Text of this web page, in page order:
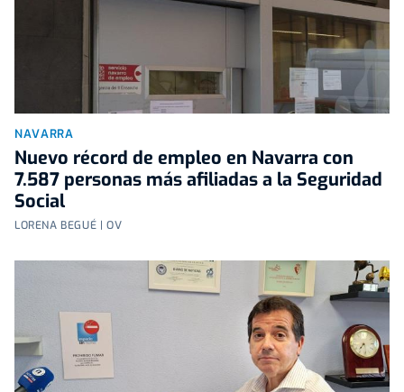
NAVARRA
Nuevo récord de empleo en Navarra con
7.587 personas más afiliadas a la Seguridad
Social
LORENA BEGUÉ | OV